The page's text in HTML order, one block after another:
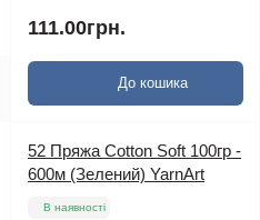
111.00грн.
До кошика
52 Пряжа Cotton Soft 100гр -
600м (Зелений) YarnArt
В наявності